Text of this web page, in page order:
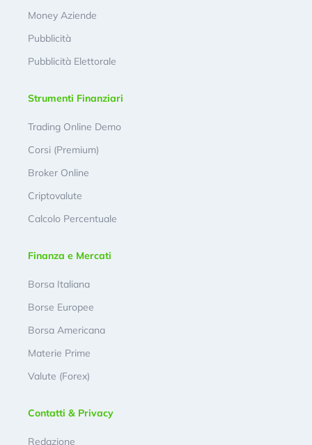
Money Aziende
Pubblicità
Pubblicità Elettorale
Strumenti Finanziari
Trading Online Demo
Corsi (Premium)
Broker Online
Criptovalute
Calcolo Percentuale
Finanza e Mercati
Borsa Italiana
Borse Europee
Borsa Americana
Materie Prime
Valute (Forex)
Contatti & Privacy
Redazione